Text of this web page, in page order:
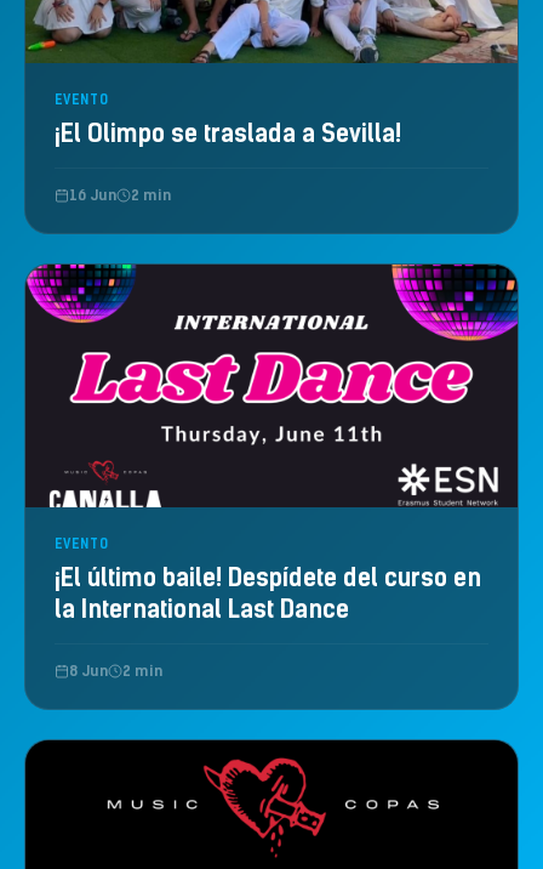
EVENTO
¡El Olimpo se traslada a Sevilla!
16 Jun 2 min
EVENTO
¡El último baile! Despídete del curso en
la International Last Dance
8 Jun 2 min